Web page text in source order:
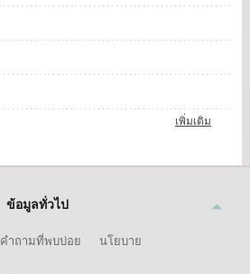
เพิ่มเติม
ข้อมูลทั่วไป
คำถามที่พบบ่อย นโยบาย